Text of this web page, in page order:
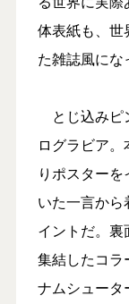
体表紙も、世
た雑誌風にな
とじ込みピ
ログラビア
りポスター
いた一言か
イントだ。
集結したコラ
ナムシュータ